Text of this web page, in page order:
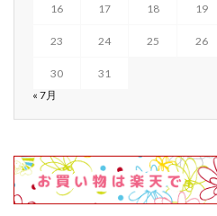
16 17 18 19
23 24 25 26
30
31
« 7月